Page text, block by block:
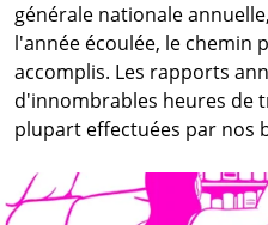
générale nationale
l'année écoulée, le chemin
accomplis. Les rapports
d'innombrables heures de
plupart effectuées par nos